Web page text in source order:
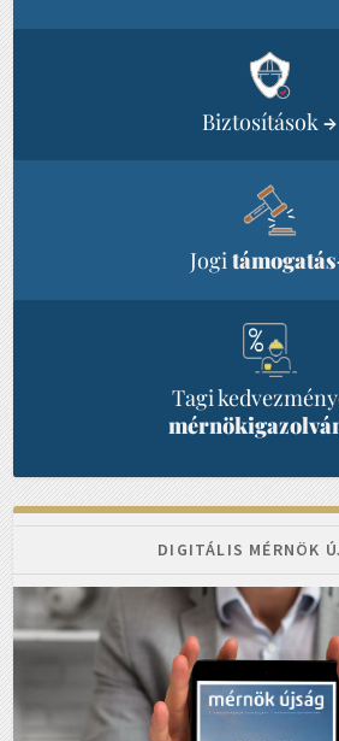
Biztosítások→
Jogitámogatás
Tagi
DIGITÁLIS MÉRNÖK